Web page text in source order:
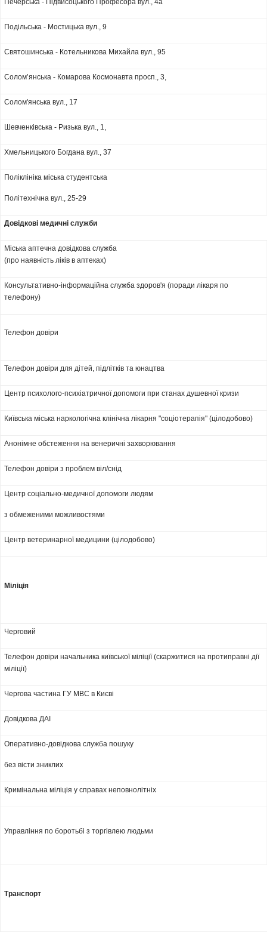
Печерська - Підвисоцького Професора вул., 4а
Подільська - Мостицька вул., 9
Святошинська - Котельникова Михайла вул., 95
Солом’янська - Комарова Космонавта просп., 3,
Солом'янська вул., 17
Шевченківська - Ризька вул., 1,
Хмельницького Богдана вул., 37
Поліклініка міська студентська
Політехнічна вул., 25-29
Довідкові медичні служби
Міська аптечна довідкова служба
(про наявність ліків в аптеках)
Консультативно-інформаційна служба здоров'я (поради лікаря по
телефону)
Телефон довіри
Телефон довіри для дітей, підлітків та юнацтва
Центр психолого-психіатричної допомоги при станах душевної кризи
Київська міська наркологічна клінічна лікарня "соціотерапія" (цілодобово)
Анонімне обстеження на венеричні захворювання
Телефон довіри з проблем віл/снід
Центр соціально-медичної допомоги людям
з обмеженими можливостями
Центр ветеринарної медицини (цілодобово)
Міліція
Черговий
Телефон довіри начальника київської міліції (скаржитися на протиправні дії
міліції)
Чергова частина ГУ МВС в Києві
Довідкова ДАІ
Оперативно-довідкова служба пошуку
без вісти зниклих
Кримінальна міліція у справах неповнолітніх
Управління по боротьбі з торгівлею людьми
Транспорт